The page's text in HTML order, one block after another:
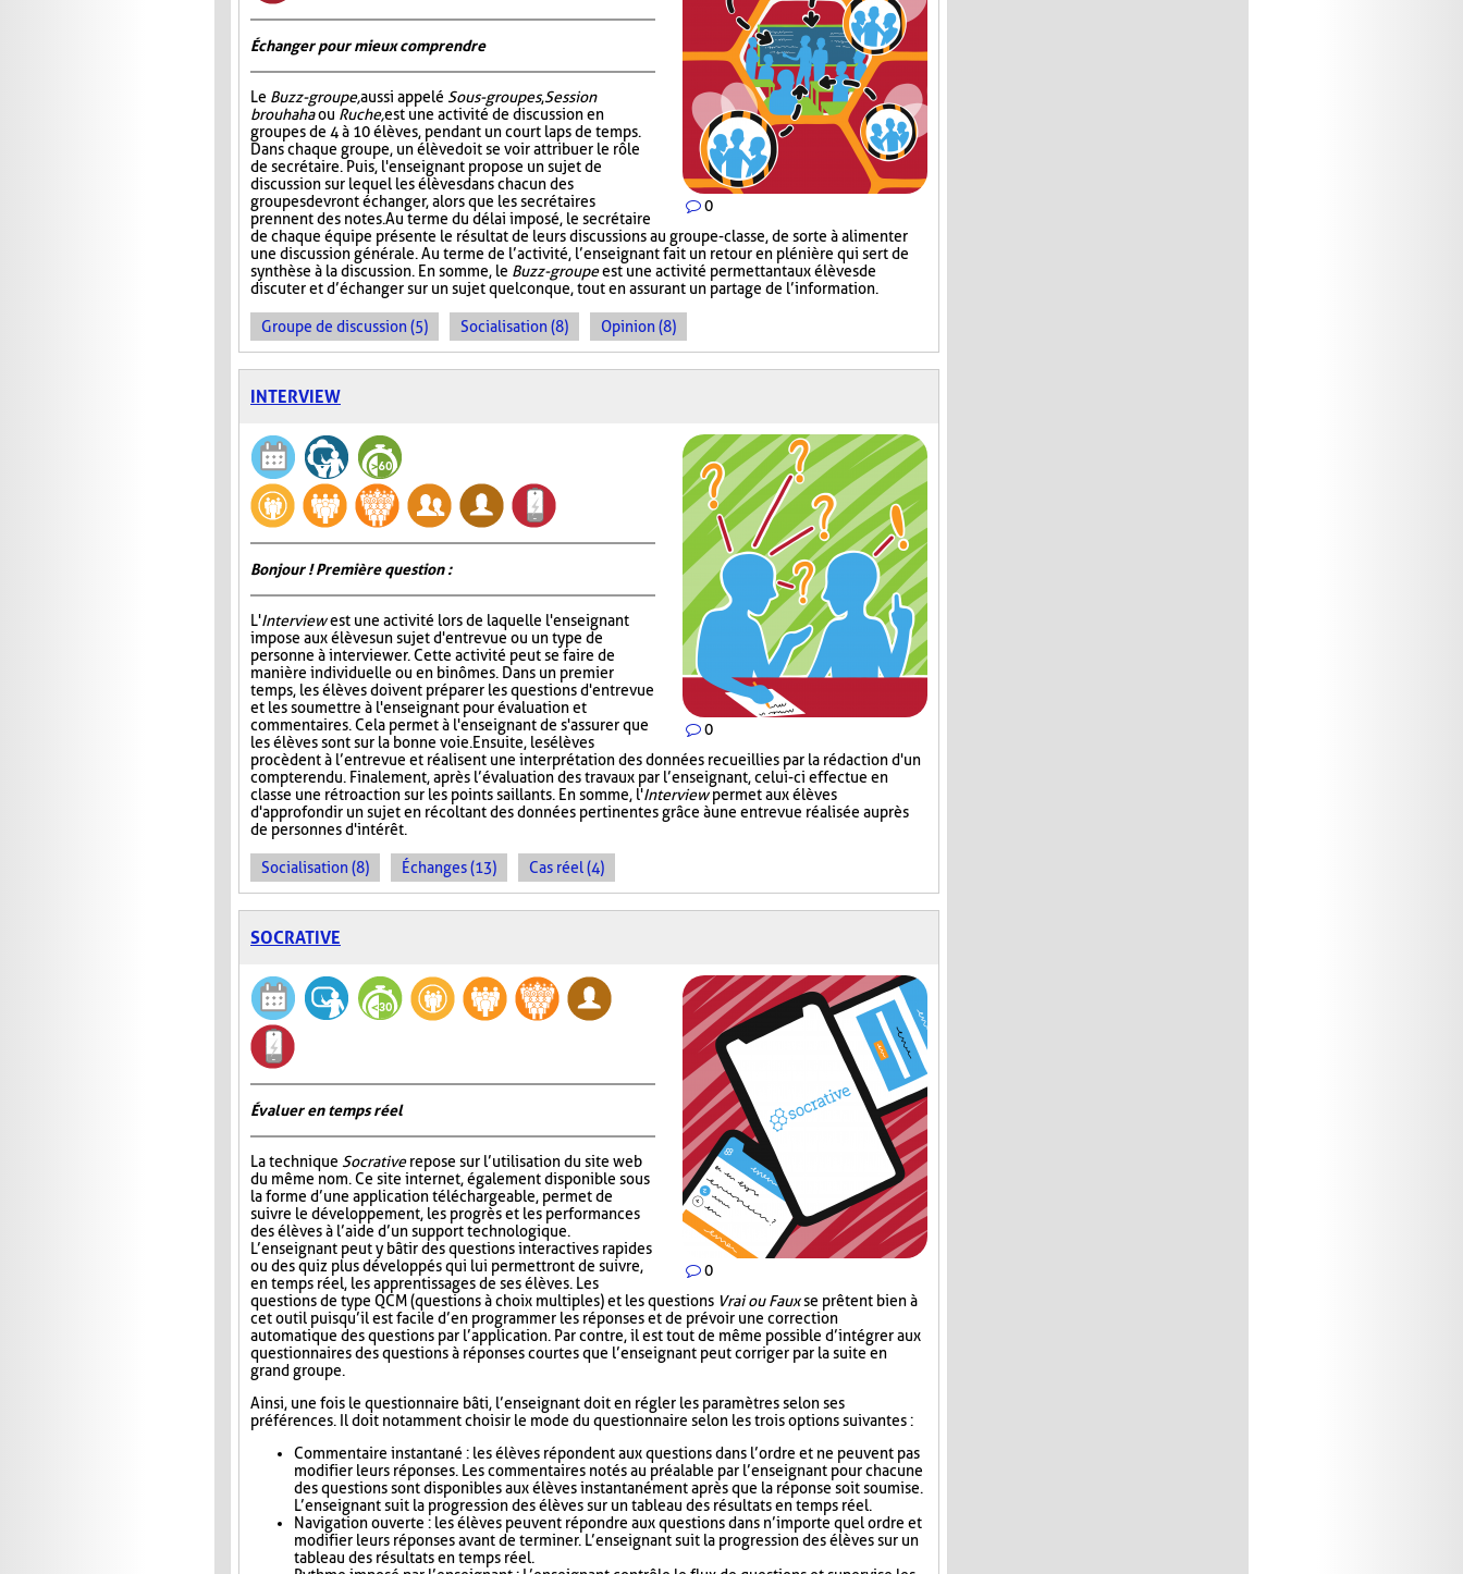
0
Échanger pour mieux comprendre
Le Buzz-groupe,aussi appelé Sous-groupes,Session
brouhahaou Ruche,est une activité de discussion en
groupes de 4 à 10 élèves, pendant un court laps de temps.
Dans chaque groupe, un élève doit se voir attribuer le rôle
de secrétaire. Puis, l'enseignant propose un sujet de
discussion sur lequel les élèves dans chacun des
groupes devront échanger, alors que les secrétaires
prennent des notes. Au terme du délai imposé, le secrétaire
de chaque équipe présente le résultat de leurs discussions au groupe-classe, de sorte à alimenter
une discussion générale. Au terme de l’activité, l’enseignant fait un retour en plénière qui sert de
synthèse à la discussion. En somme, le Buzz-groupeest une activité permettant aux élèves de
discuter et d’échanger sur un sujet quelconque, tout en assurant un partage de l’information.
Groupe de discussion (5) Socialisation (8) Opinion (8)
INTERVIEW
0
Bonjour ! Première question :
L'Interviewest une activité lors de laquelle l'enseignant
impose aux élèves un sujet d'entrevue ou un type de
personne à interviewer. Cette activité peut se faire de
manière individuelle ou en binômes. Dans un premier
temps, les élèves doivent préparer les questions d'entrevue
et les soumettre à l'enseignant pour évaluation et
commentaires. Cela permet à l'enseignant de s'assurer que
les élèves sont sur la bonne voie. Ensuite, les élèves
procèdent à l’entrevue et réalisent une interprétation des données recueillies par la rédaction d'un
compte rendu. Finalement, après l’évaluation des travaux par l’enseignant, celui-ci effectue en
classe une rétroaction sur les points saillants. En somme, l'Interviewpermet aux élèves
d'approfondir un sujet en récoltant des données pertinentes grâce à une entrevue réalisée auprès
de personnes d'intérêt.
Socialisation (8) Échanges (13) Cas réel (4)
SOCRATIVE
0
Évaluer en temps réel
La technique Socrativerepose sur l’utilisation du site web
du même nom. Ce site internet, également disponible sous
la forme d’une application téléchargeable, permet de
suivre le développement, les progrès et les performances
des élèves à l’aide d’un support technologique.
L’enseignant peut y bâtir des questions interactives rapides
ou des quiz plus développés qui lui permettront de suivre,
en temps réel, les apprentissages de ses élèves. Les
questions de type QCM (questions à choix multiples) et les questions Vrai ou Fauxse prêtent bien à
cet outil puisqu’il est facile d’en programmer les réponses et de prévoir une correction
automatique des questions par l’application. Par contre, il est tout de même possible d’intégrer aux
questionnaires des questions à réponses courtes que l’enseignant peut corriger par la suite en
grand groupe.
Ainsi, une fois le questionnaire bâti, l’enseignant doit en régler les paramètres selon ses
préférences. Il doit notamment choisir le mode du questionnaire selon les trois options suivantes :
Commentaire instantané : les élèves répondent aux questions dans l’ordre et ne peuvent pas
modifier leurs réponses. Les commentaires notés au préalable par l’enseignant pour chacune
des questions sont disponibles aux élèves instantanément après que la réponse soit soumise.
L’enseignant suit la progression des élèves sur un tableau des résultats en temps réel.
Navigation ouverte : les élèves peuvent répondre aux questions dans n’importe quel ordre et
modifier leurs réponses avant de terminer. L’enseignant suit la progression des élèves sur un
tableau des résultats en temps réel.